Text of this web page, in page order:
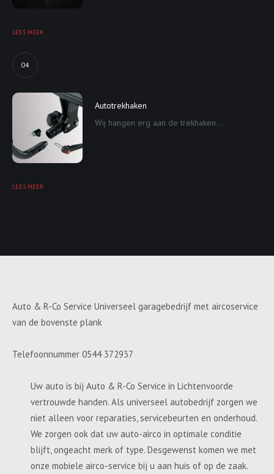
LEES MEER
04
Autotrekhaken
Wij hangen erg aan de trekhaken...
LEES MEER
Auto & R-Co Service Universeel garagebedrijf met aircoservice
van de bovenste plank
Telefoonnummer 0544 372937
Uw auto is bij Auto & R-Co Service in Lichtenvoorde
vertrouwde handen. Als universeel autobedrijf zorgen we
niet alleen voor reparaties, servicebeurten en onderhoud.
We zorgen ook dat uw auto-airco in optimale conditie
blijft, ongeacht merk of type. Desgewenst komen we met
onze mobiele airco-service bij u aan huis of op de zaak.